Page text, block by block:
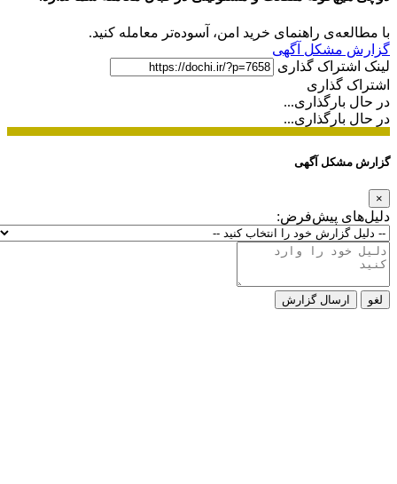
با مطالعه‌ی راهنمای خرید امن، آسوده‌تر معامله کنید.
گزارش مشکل آگهی
لینک اشتراک گذاری
اشتراک گذاری
در حال بارگذاری...
در حال بارگذاری...
گزارش مشکل آگهی
×
دلیل‌های پیش‌فرض:
لغو ارسال گزارش